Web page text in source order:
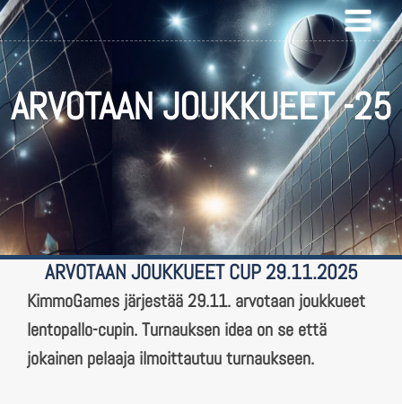
ARVOTAAN JOUKKUEET -25
ARVOTAAN JOUKKUEET CUP 29.11.2025
KimmoGames järjestää 29.11. arvotaan joukkueet
lentopallo-cupin. Turnauksen idea on se että
jokainen pelaaja ilmoittautuu turnaukseen.